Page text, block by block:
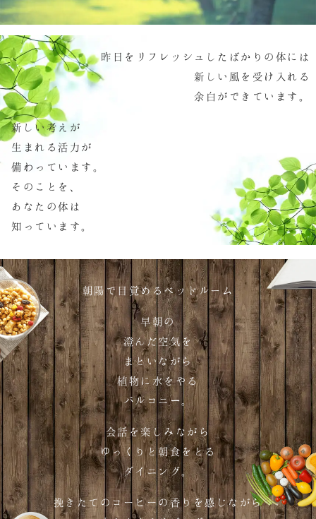
昨日をリフレッシュしたばかりの体には
新しい風を受け入れる
余白ができています。
新しい考えが
生まれる活力が
備わっています
そのことを
あなたの体は
知っています
朝陽で目覚めるベッドルーム
早朝の
澄んだ空気を
まといながら
植物に水をやる
バルコニー 。
会話を楽しみながら
ゆっくりと朝食をとる
ダイニング 。
挽きたてのコーヒーの香りを感じながら